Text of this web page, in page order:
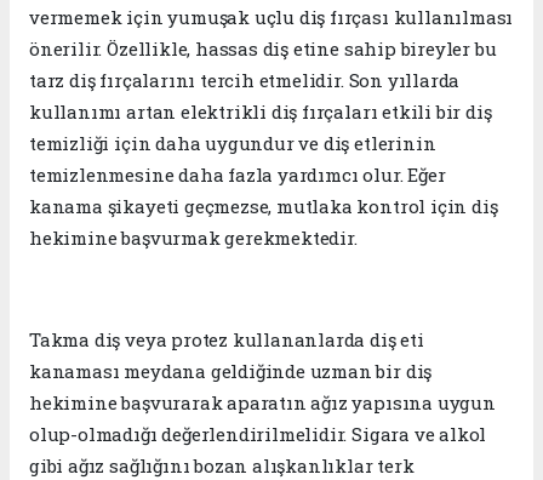
vermemek için yumuşak uçlu diş fırçası kullanılması
önerilir. Özellikle, hassas diş etine sahip bireyler bu
tarz diş fırçalarını tercih etmelidir. Son yıllarda
kullanımı artan elektrikli diş fırçaları etkili bir diş
temizliği için daha uygundur ve diş etlerinin
temizlenmesine daha fazla yardımcı olur. Eğer
kanama şikayeti geçmezse, mutlaka kontrol için diş
hekimine başvurmak gerekmektedir.
Takma diş veya protez kullananlarda diş eti
kanaması meydana geldiğinde uzman bir diş
hekimine başvurarak aparatın ağız yapısına uygun
olup-olmadığı değerlendirilmelidir. Sigara ve alkol
gibi ağız sağlığını bozan alışkanlıklar terk